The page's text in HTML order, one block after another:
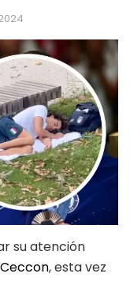
su atención
, esta vez